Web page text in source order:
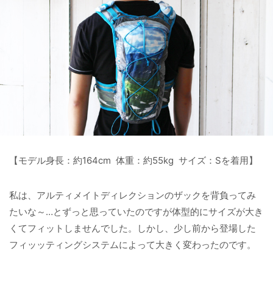
【モデル身長：約164cm 体重：約55kg サイズ：Sを着用】
私は、アルティメイトディレクションのザックを背負ってみ
たいな～…とずっと思っていたのですが体型的にサイズが大き
くてフィットしませんでした。しかし、少し前から登場した
フィッッティングシステムによって大きく変わったのです。